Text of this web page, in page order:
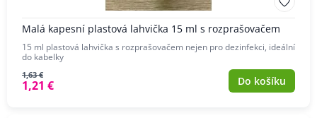
Malá kapesní plastová lahvička 15 ml s rozprašovačem
15 ml plastová lahvička s rozprašovačem nejen pro dezinfekci, ideální
do kabelky
1,63 €
1,21 € Do košíku